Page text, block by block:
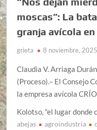
moscas”: La
granja avícola
grieta 8 noviembre, 2025
Claudia V. Arriaga
(Proceso).– El Consejo
la empresa avícola
Kolotso, “el lugar donde
abejas agroindustria